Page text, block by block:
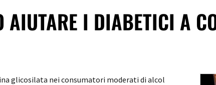
AIUTARE I DIABETICI A
glicosilata nei consumatori moderati di alcol